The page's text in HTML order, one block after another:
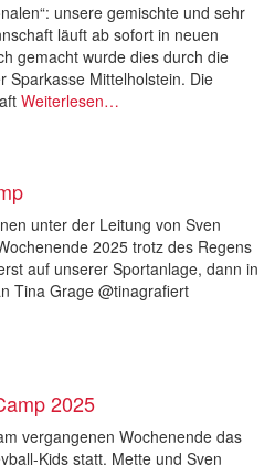
unsere gemischte und sehr
läuft ab sofort in neuen
gemacht wurde dies durch die
Sparkasse Mittelholstein. Die
Weiterlesen…
unter der Leitung von Sven
2025 trotz des Regens
auf unserer Sportanlage, dann in
Tina Grage @tinagrafiert
2025
vergangenen Wochenende das
Kids statt. Mette und Sven